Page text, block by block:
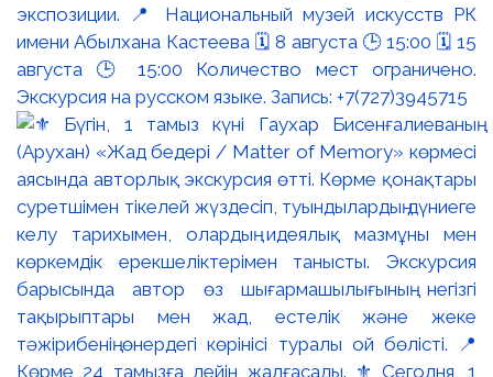
экспозиции. 📍 Национальный музей искусств РК
имени Абылхана Кастеева 🗓 8 августа 🕒 15:00 🗓 15
августа 🕒 15:00 Количество мест ограничено.
Экскурсия на русском языке. Запись: +7(727)3945715